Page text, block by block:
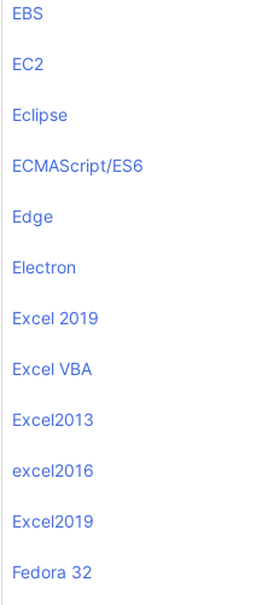
EBS
EC2
Eclipse
ECMAScript/ES6
Edge
Electron
Excel 2019
Excel VBA
Excel2013
excel2016
Excel2019
Fedora 32